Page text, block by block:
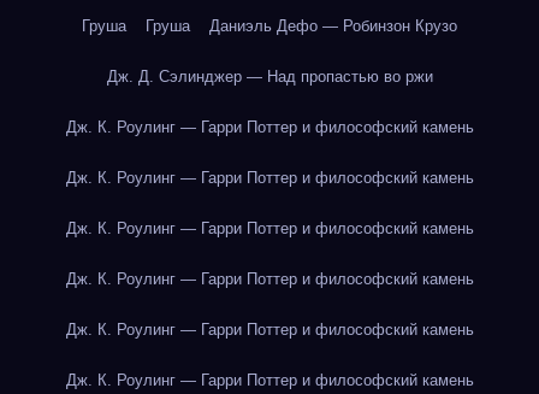
Груша Груша Даниэль Дефо — Робинзон Крузо
Дж. Д. Сэлинджер — Над пропастью во ржи
Дж. К. Роулинг — Гарри Поттер и философский камень
Дж. К. Роулинг — Гарри Поттер и философский камень
Дж. К. Роулинг — Гарри Поттер и философский камень
Дж. К. Роулинг — Гарри Поттер и философский камень
Дж. К. Роулинг — Гарри Поттер и философский камень
Дж. К. Роулинг — Гарри Поттер и философский камень